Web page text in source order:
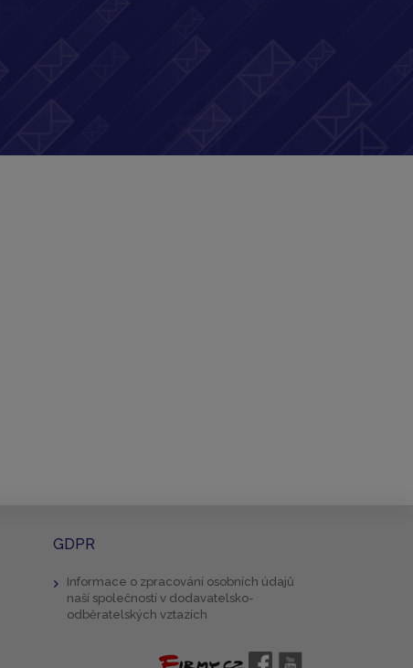
GDPR
Informace o zpracování osobních údajů
naší společností v dodavatelsko-
odběratelských vztazích